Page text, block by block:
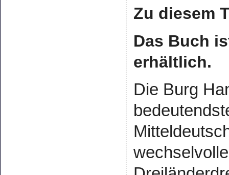
Zu diesem
Das Buch
erhältlich.
Die Burg